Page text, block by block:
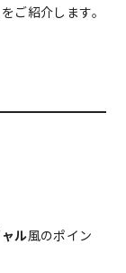
ご紹介します。
ル風のポイン